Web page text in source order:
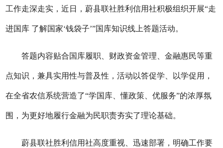
工作走深走实，近日 ，蔚县联社胜利信用社积极组织开展“走
进国库 了解国家‘钱袋子’”国库知识线上答题活动。
答题内容贴合国库履职、财政资金管理、金融惠民等重
点知识，兼具实用性与普及性 ，活动以答促学、以学促用，
在全省农信系统营造了“学国库、懂政策、优服务”的浓厚氛
围，为更好地履行金融为民职责夯实了理论基础。
蔚县联社胜利信用社高度重视、迅速部署，明确工作要